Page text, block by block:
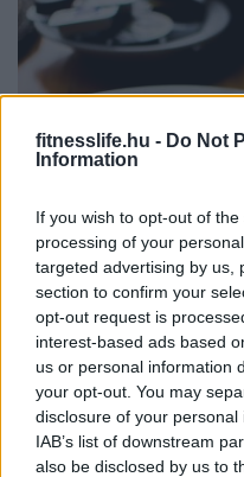
fitnesslife.hu - Do Not
Information
If you wish to opt-out of
processing of your
targeted advertising by us,
section to confirm your
opt-out request is
interest-based ads based
us or personal information
your opt-out. You may
disclosure of your
IAB’s list of downstream
also be disclosed by us to
az
Keresés